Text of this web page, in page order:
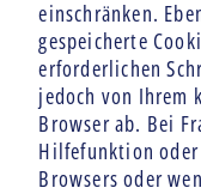
einschränken.
gespeicherte
erforderlichen
jedoch von Ihrem
Browser ab. Bei
Hilfefunktion
Browsers oder